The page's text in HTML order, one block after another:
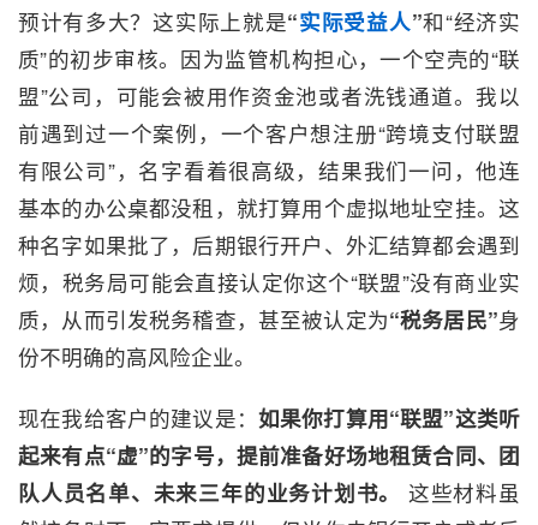
预计有多大？这实际上就是“实际受益人”和“经济实
质”的初步审核。因为监管机构担心，一个空壳的“联
盟”公司，可能会被用作资金池或者洗钱通道。我以
前遇到过一个案例，一个客户想注册“跨境支付联盟
有限公司”，名字看着很高级，结果我们一问，他连
基本的办公桌都没租，就打算用个虚拟地址空挂。这
种名字如果批了，后期银行开户、外汇结算都会遇到
烦，税务局可能会直接认定你这个“联盟”没有商业实
质，从而引发税务稽查，甚至被认定为“税务居民”身
份不明确的高风险企业。
现在我给客户的建议是： 如果你打算用“联盟”这类听
起来有点“虚”的字号，提前准备好场地租赁合同、团
队人员名单、未来三年的业务计划书。
这些材料虽